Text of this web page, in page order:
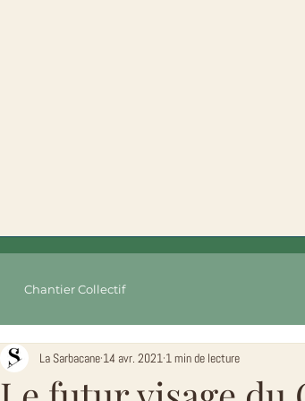
Chantier Collectif
La Sarbacane 14 avr. 2021 1 min de lecture